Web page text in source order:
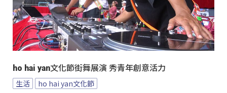
ho hai yan文化節街舞展演 秀青年創意活力
生活 ho hai yan文化節